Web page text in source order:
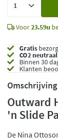
Voor23.59u
Gratis
CO2 neutraal
Binnen 30
Klanten
Omschrijving
Outward
'n Slide
De Nina